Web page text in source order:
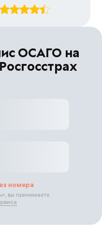
ОСАГО на
номера
», вы принимаете